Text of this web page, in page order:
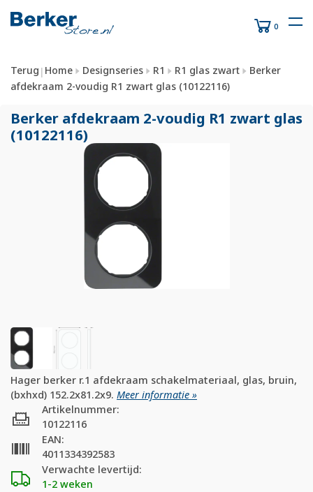
0
Terug | Home Designseries R1 R1 glas zwart
Berker
afdekraam 2-voudig R1 zwart glas (10122116)
Berker afdekraam 2-voudig R1 zwart glas
(10122116)
Hager berker r.1 afdekraam schakelmateriaal, glas, bruin,
(bxhxd) 152.2x81.2x9. Meer informatie »
Verwachte levertijd:
1-2 weken
Artikelnummer:
10122116
EAN:
4011334392583